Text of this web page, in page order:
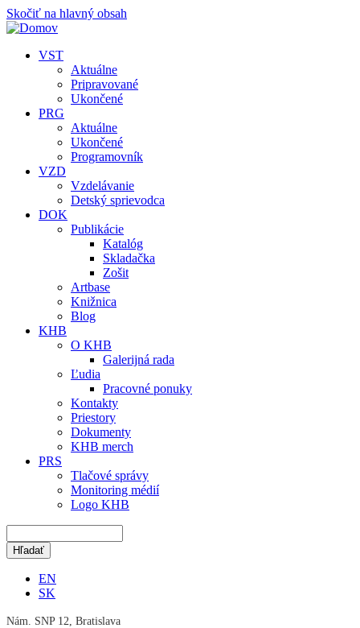
Skočiť na hlavný obsah
VST
Aktuálne
Pripravované
Ukončené
PRG
Aktuálne
Ukončené
Programovník
VZD
Vzdelávanie
Detský sprievodca
DOK
Publikácie
Katalóg
Skladačka
Zošit
Artbase
Knižnica
Blog
KHB
O KHB
Galerijná rada
Ľudia
Pracovné ponuky
Kontakty
Priestory
Dokumenty
KHB merch
PRS
Tlačové správy
Monitoring médií
Logo KHB
EN
SK
Nám. SNP 12, Bratislava